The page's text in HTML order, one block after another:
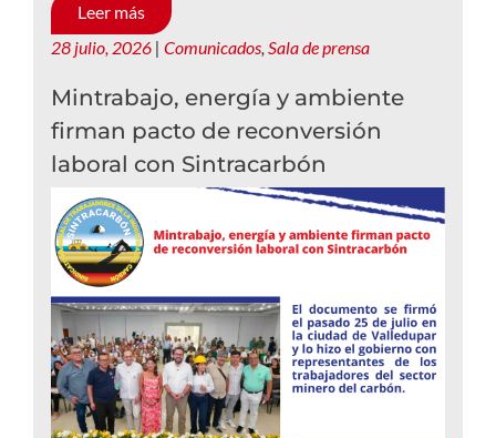
Leer más
28 julio, 2026 | Comunicados, Sala de prensa
Mintrabajo, energía y ambiente
firman pacto de reconversión
laboral con Sintracarbón